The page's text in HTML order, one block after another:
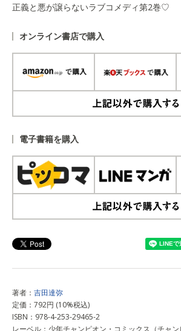
正義と悪が譲らないラブコメディ第2巻♡
オンライン書店で購入
電子書籍を購入
著者： 吉田達弥
定価：792円 (10%税込)
ISBN：978-4-253-29465-2